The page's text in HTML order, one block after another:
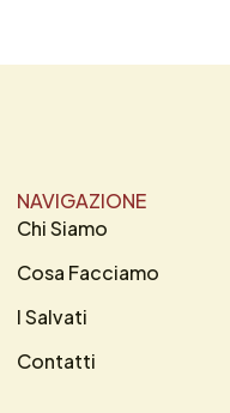
NAVIGAZIONE
Chi Siamo
Cosa Facciamo
I Salvati
Contatti